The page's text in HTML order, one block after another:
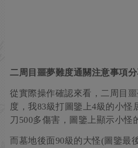
二周目噩夢難度通關注意事項
從實際操作確認來看，二周目
度，我83級打圖鑒上4級的小怪
刀500多傷害，圖鑒上顯示小怪
而墓地後面90級的大怪(圖鑒最